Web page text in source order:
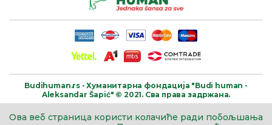
Budihuman.rs -Хуманитарна фондација "Budi human -
Aleksandar Šapić" © 2021. Сва права задржана.
Ова веб страница користи колачиће ради побољшања